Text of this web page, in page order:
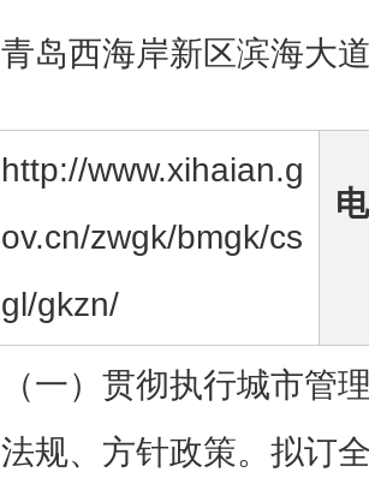
青岛西海岸新区滨海大
http://www.xihaian.g
ov.cn/zwgk/bmgk/cs
gl/gkzn/
（一）贯彻执行城市管
法规、方针政策。拟订